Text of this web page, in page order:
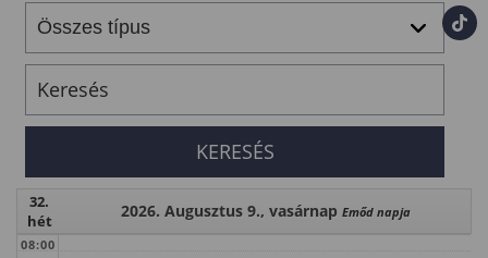
32.
hét
2026. Augusztus 9., vasárnap Emőd napja
08:00